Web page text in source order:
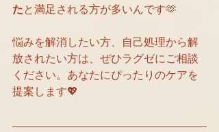
たと満足される方が多いんです🫶
悩みを解消したい方、自己処理から解
放されたい方は、ぜひラグゼにご相談
ください。あなたにぴったりのケアを
提案します💖